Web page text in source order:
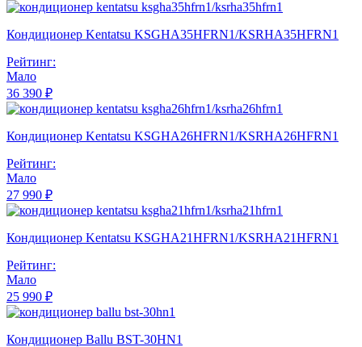
Кондиционер Kentatsu KSGHA35HFRN1/KSRHA35HFRN1
Рейтинг:
Мало
36 390 ₽
Кондиционер Kentatsu KSGHA26HFRN1/KSRHA26HFRN1
Рейтинг:
Мало
27 990 ₽
Кондиционер Kentatsu KSGHA21HFRN1/KSRHA21HFRN1
Рейтинг:
Мало
25 990 ₽
Кондиционер Ballu BST-30HN1